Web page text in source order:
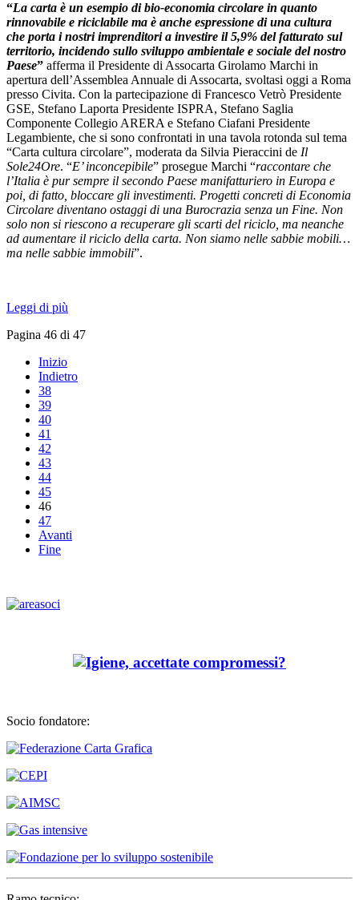
“La carta è un esempio di bio-economia circolare in quanto
rinnovabile e riciclabile ma è anche espressione di una cultura
che porta i nostri imprenditori a investire il 5,9% del fatturato sul
territorio, incidendo sullo sviluppo ambientale e sociale del nostro
Paese” afferma il Presidente di Assocarta Girolamo Marchi in
apertura dell’Assemblea Annuale di Assocarta, svoltasi oggi a Roma
presso Civita. Con la partecipazione di Francesco Vetrò Presidente
GSE, Stefano Laporta Presidente ISPRA, Stefano Saglia
Componente Collegio ARERA e Stefano Ciafani Presidente
Legambiente, che si sono confrontati in una tavola rotonda sul tema
“Carta cultura circolare”, moderata da Silvia Pieraccini de Il
Sole24Ore. “E’ inconcepibile” prosegue Marchi “raccontare che
l’Italia è pur sempre il secondo Paese manifatturiero in Europa e
poi, di fatto, bloccare gli investimenti. Progetti concreti di Economia
Circolare diventano ostaggi di una Burocrazia senza un Fine. Non
solo non si riescono a recuperare gli scarti del riciclo, ma neanche
ad aumentare il riciclo della carta. Non siamo nelle sabbie mobili…
ma nelle sabbie immobili”.
Leggi di più
Pagina 46 di 47
Inizio
Indietro
38
39
40
41
42
43
44
45
46
47
Avanti
Fine
Socio fondatore: